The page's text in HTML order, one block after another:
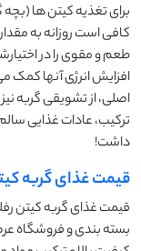
برای تغذیه کیتن ‌ها (بچه
کافی است روزانه به
طعم و مقوی را در
افزایش انرژی آنها کمک
اصلی، از تشویقی گربه
ترکیب، عادات غذایی
داشت!
قیمت غذای گربه
قیمت غذای گربه کیتن
بسته‌ بندی و فروشگاه